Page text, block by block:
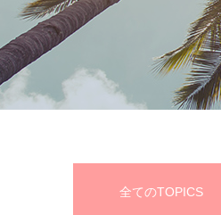
全てのTOPICS